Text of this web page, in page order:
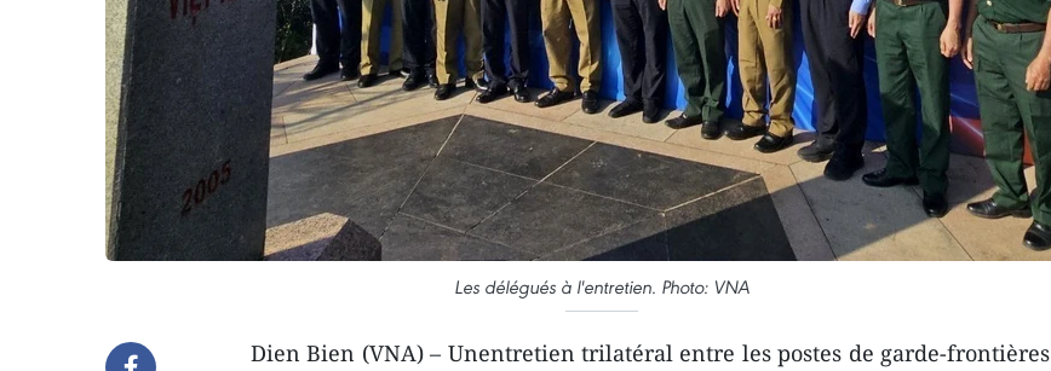
Les délégués à l'entretien. Photo: VNA
Dien Bien (VNA) – Unentretien trilatéral entre les postes de garde-frontières